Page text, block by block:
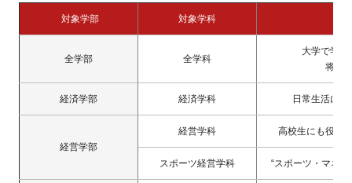
対象学部 対象学科
全学部 全学科
大学で学ん
将来
経済学部 経済学科 日常生活に
経営学部
経営学科 高校生にも役立
スポーツ経営学科 “スポーツ・マネ